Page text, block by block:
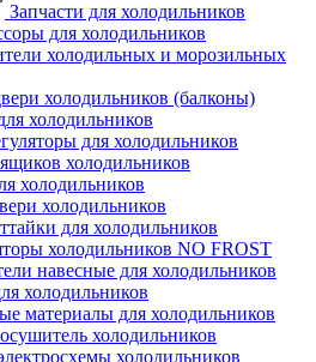
Запчасти для холодильников
для холодильников
холодильных и морозильных
холодильников (балконы)
холодильников
для холодильников
холодильников
холодильников
холодильников
для холодильников
холодильников NO FROST
навесные для холодильников
холодильников
материалы для холодильников
холодильников
холодильников